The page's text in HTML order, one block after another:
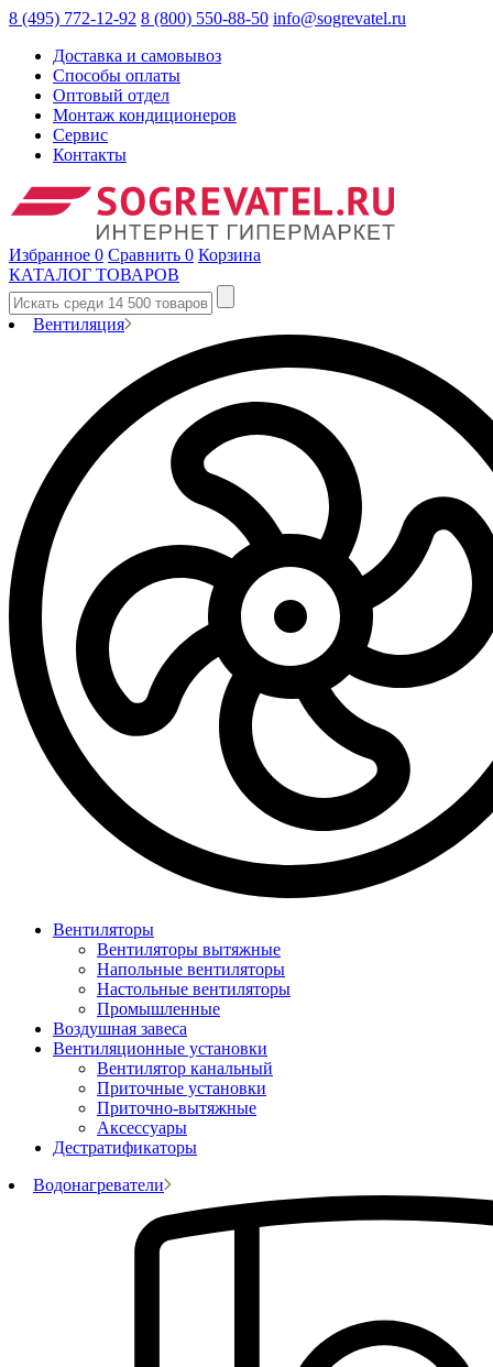
8 (495) 772-12-92 8 (800) 550-88-50 info@sogrevatel.ru
Доставка и самовывоз
Способы оплаты
Оптовый отдел
Монтаж кондиционеров
Сервис
Контакты
Избранное 0 Сравнить 0 Корзина
КАТАЛОГ ТОВАРОВ
Вентиляция
Вентиляторы
Вентиляторы вытяжные
Напольные вентиляторы
Настольные вентиляторы
Промышленные
Воздушная завеса
Вентиляционные установки
Вентилятор канальный
Приточные установки
Приточно-вытяжные
Аксессуары
Дестратификаторы
Водонагреватели